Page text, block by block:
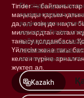
Tinder —
маңызды қарым-
да, әлі өзің де нақты
миллиардтан астам
танысу қолданбасы.
Үйлесім және тағы
келген түріне
жүктеп ал.
Kazakh
Біз сіздің
серіктестеріміз
аудиториясын
көрсетіп, Tinder
пайдаланатын
туралы қосымша
келген уақытта